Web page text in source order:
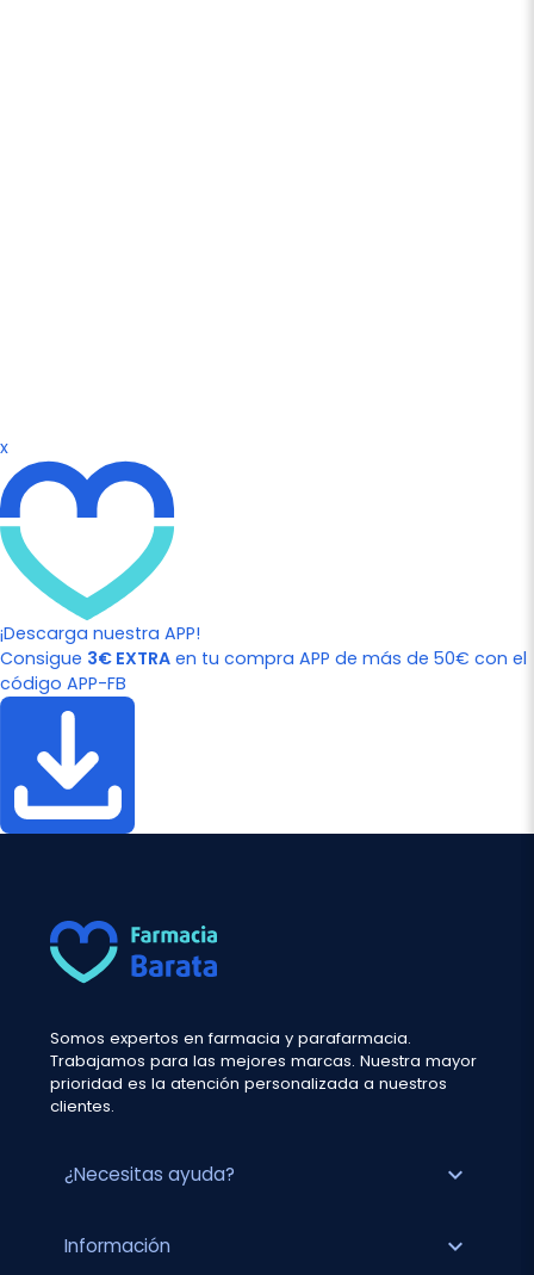
x
¡Descarga nuestra APP!
Consigue 3€ EXTRA en tu compra APP de más de 50€ con el
código APP-FB
Somos expertos en farmacia y parafarmacia.
Trabajamos para las mejores marcas. Nuestra mayor
prioridad es la atención personalizada a nuestros
clientes.
¿Necesitas ayuda? expand_more
Información expand_more